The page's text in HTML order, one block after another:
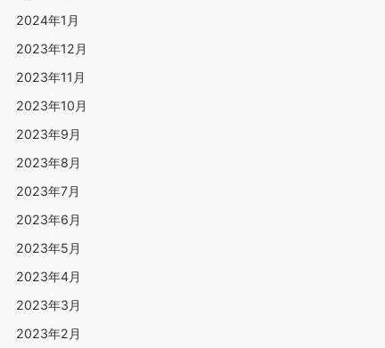
2024年1月
2023年12月
2023年11月
2023年10月
2023年9月
2023年8月
2023年7月
2023年6月
2023年5月
2023年4月
2023年3月
2023年2月